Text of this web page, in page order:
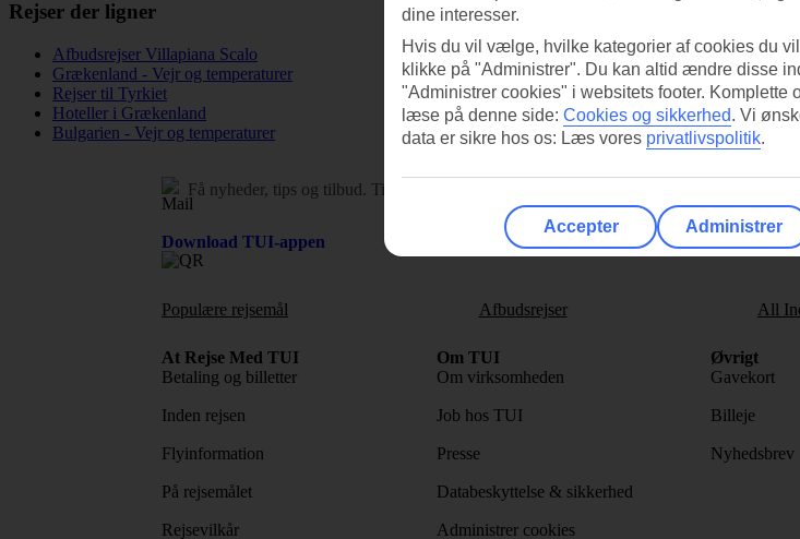
Rejser der ligner
Afbudsrejser Villapiana Scalo
Grækenland - Vejr og temperaturer
Rejser til Tyrkiet
Hoteller i Grækenland
Bulgarien - Vejr og temperaturer
Få nyheder, tips og tilbud. Tilmeld dig vores nyhedsbrev
Download TUI-appen
Populære rejsemål Afbudsrejser All
At Rejse Med TUI
Betaling og billetter
Inden rejsen
Flyinformation
På rejsemålet
Rejsevilkår
Om TUI
Om virksomheden
Job hos TUI
Presse
Databeskyttelse & sikkerhed
Administrer cookies
Øvrigt
Gavekort
Billeje
Nyhedsbrev
dine interesser.
Hvis du vil vælge, hvilke kategorier af cookies du
klikke på "Administrer". Du kan altid ændre disse
"Administrer cookies" i websitets footer. Komplette
læse på denne side: Cookies og sikkerhed. Vi
data er sikre hos os: Læs vores privatlivspolitik.
Accepter Administrer